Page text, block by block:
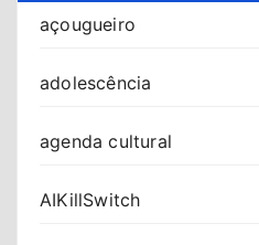
açougueiro
adolescência
agenda cultural
AIKillSwitch